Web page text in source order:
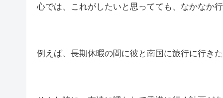
心では、これがしたいと思ってても、なかなか
例えば、長期休暇の間に彼と南国に旅行に行き